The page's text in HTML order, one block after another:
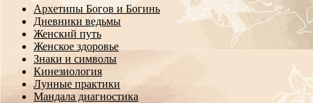
Архетипы Богов и Богинь
Дневники ведьмы
Женский путь
Женское здоровье
Знаки и символы
Кинезиология
Лунные практики
Мандала диагностика